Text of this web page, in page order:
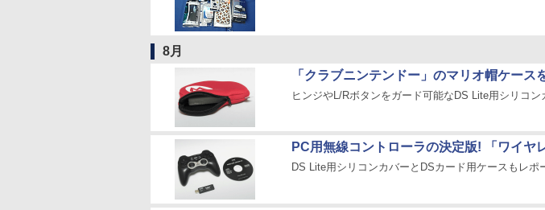
8月
「クラブニンテンドー」のマリオ帽ケース
ヒンジやL/Rボタンをガード可能なDS Lite用シリコ
PC用無線コントローラの決定版! 「ワイヤ
DS Lite用シリコンカバーとDSカード用ケースもレポ